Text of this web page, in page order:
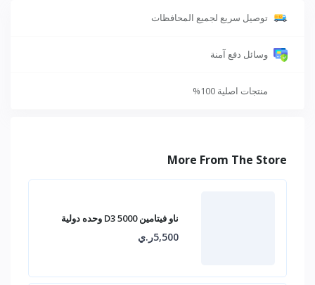
توصيل سريع لجميع المحافظات
وسائل دفع آمنة
منتجات اصلية 100%
More From The Store
ناو فيتامين D3 5000 وحده دولية
5,500ر.ي